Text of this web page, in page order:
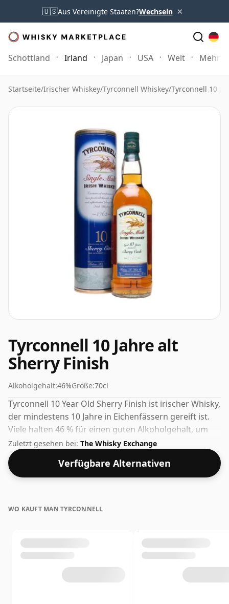
🇺🇸Aus Vereinigte Staaten?Wechseln ×
Schottland Irland Japan USA Welt Mehr
Startseite/Irischer Whiskey/Tyrconnell Whiskey/Tyrconnell 10
Tyrconnell 10 Jahre alt
Sherry Finish
Alkoholgehalt:46%Größe:70cl
Tyrconnell 10 Year Old Sherry Finish ist irischer Whisky,
der mindestens 10 Jahre in Eichenfässern gereift ist.
Viele halten 46 % für einen guten Alkoholgehalt, um
das „Mundgefühl“ und den vollen Geschmack von
Whisky zu erleben.
Zuletzt gesehen bei: The Whisky Exchange
Verfügbare Alternativen
WO KAUFT MAN TYRCONNELL